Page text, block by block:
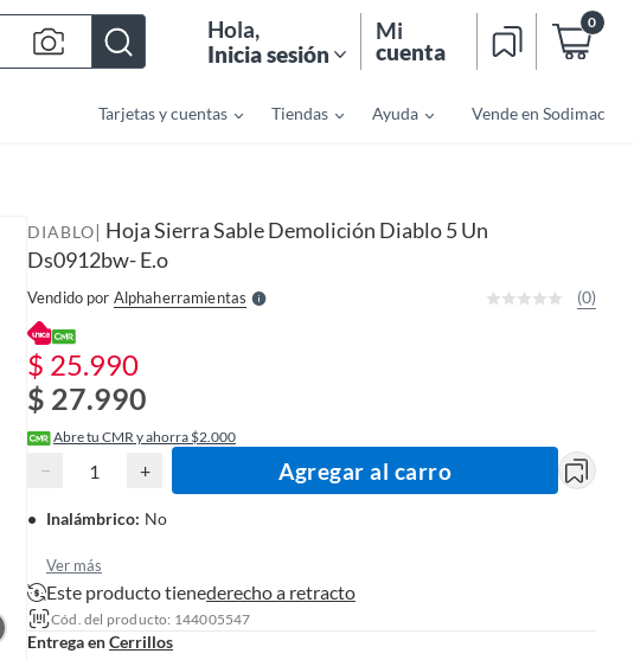
Hola,
Inicia sesión
Mi
cuenta
0
Tarjetas y cuentas Tiendas Ayuda Vende en Sodimac
DIABLO| Hoja Sierra Sable Demolición Diablo 5 Un
Ds0912bw- E.o
Vendido por AlphaherramientasS
e
r
(0)
$ 25.990
$ 27.990
Abre tu CMR y ahorra $2.000
− + Agregar al carro
Inalámbrico: No
Ver más
Este producto tienederecho a retracto
Cód. del producto: 144005547
Entrega enCerrillos